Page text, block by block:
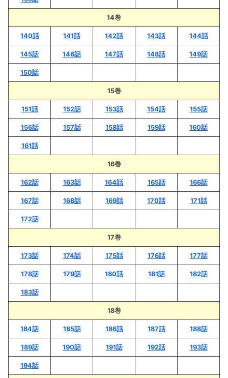
14巻
140話 141話 142話 143話 144話
145話 146話 147話 148話 149話
150話
15巻
151話 152話 153話 154話 155話
156話 157話 158話 159話 160話
161話
16巻
162話 163話 164話 165話 166話
167話 168話 169話 170話 171話
172話
17巻
173話 174話 175話 176話 177話
178話 179話 180話 181話 182話
183話
18巻
184話 185話 186話 187話 188話
189話 190話 191話 192話 193話
194話